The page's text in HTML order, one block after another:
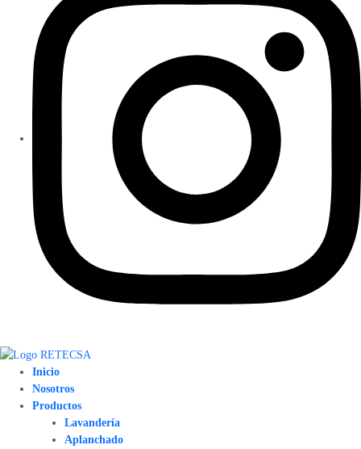
Inicio
Nosotros
Productos
Lavandería
Aplanchado